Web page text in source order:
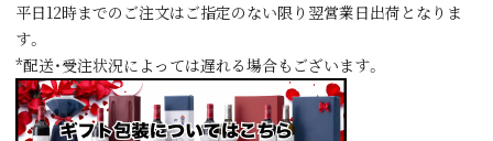
平日12時までのご注文はご指定のない限り翌営業日出荷となりま
す。
*配送・受注状況によっては遅れる場合もございます。